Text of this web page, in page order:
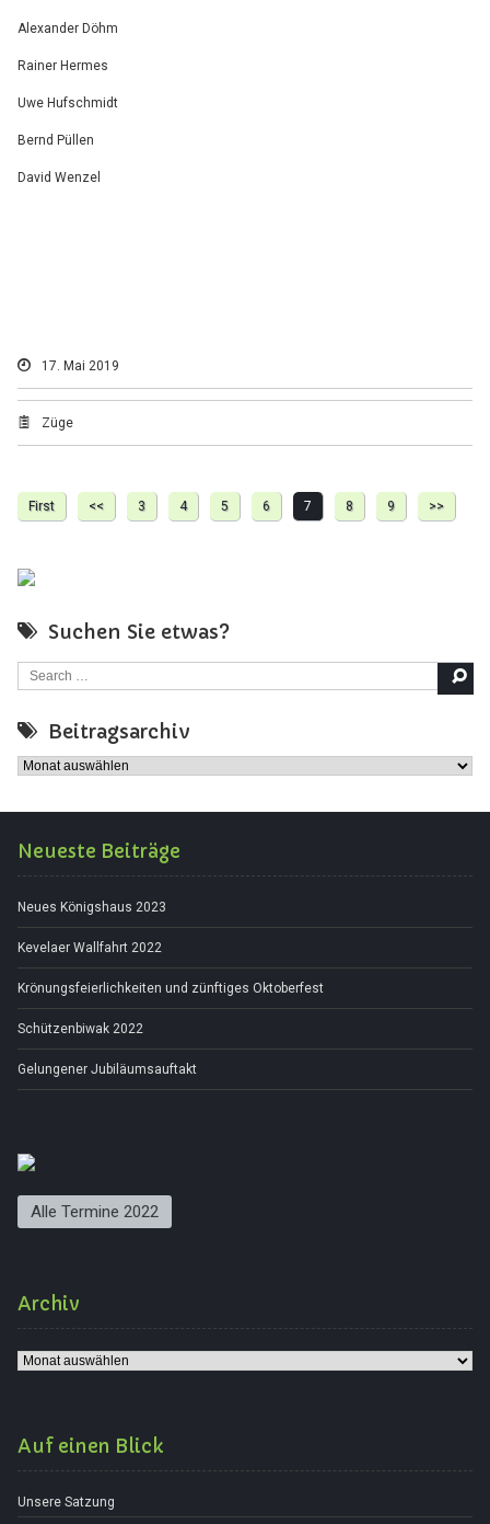
Alexander Döhm
Rainer Hermes
Uwe Hufschmidt
Bernd Püllen
David Wenzel
17. Mai 2019
Züge
First << 3 4 5 6 7 8 9 >>
Suchen Sie etwas?
Search for:
Beitragsarchiv
Beitragsarchiv
Neueste Beiträge
Neues Königshaus 2023
Kevelaer Wallfahrt 2022
Krönungsfeierlichkeiten und zünftiges Oktoberfest
Schützenbiwak 2022
Gelungener Jubiläumsauftakt
Alle Termine 2022
Archiv
Archiv
Auf einen Blick
Unsere Satzung